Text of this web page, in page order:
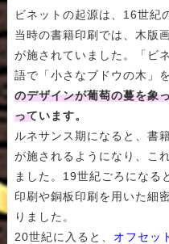
ビネットの起源は、16世紀
当時の書籍印刷では、木版
が施されていました。「ビ
語で「小さなブドウの木」
のデザインが葡萄の蔓を象
っています。
ルネサンス期になると、書
が施されるようになり、こ
ました。19世紀ごろになる
印刷や銅板印刷を用いた細
りました。
20世紀に入ると、 オフセッ